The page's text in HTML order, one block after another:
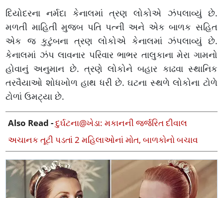
દિયોદરના નર્મદા કેનાલમાં ત્રણ લોકોએ ઝંપલાવ્યું છે.
મળતી માહિતી મુજબ પતિ પત્ની અને એક બાળક સહિત
એક જ કુટુંબના ત્રણ લોકોએ કેનાલમાં ઝંપલાવ્યું છે.
કેનાલમાં ઝંપ લાવનાર પરિવાર ભાભર તાલુકાના મેરા ગામનો
હોવાનું અનુમાન છે. ત્રણે લોકોને બહાર કાઢવા સ્થાનિક
તરવૈયાઓ શોધખોળ હાથ ધરી છે. ઘટના સ્થળે લોકોના ટોળે
ટોળાં ઉમટ્યા છે.
Also Read -દુર્ઘટના@ખેડા: મકાનની જર્જરિત દીવાલ
અચાનક તૂટી પડતાં 2 મહિલાઓનાં મોત, બાળકોનો બચાવ